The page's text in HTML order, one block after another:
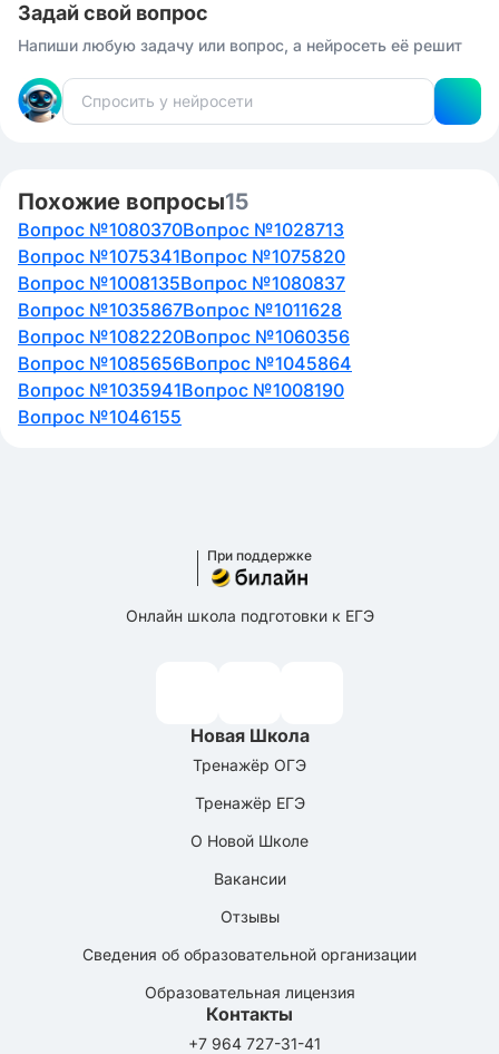
Задай свой вопрос
Напиши любую задачу или вопрос, а нейросеть её решит
Похожие вопросы15
Вопрос №1080370Вопрос №1028713
Вопрос №1075341Вопрос №1075820
Вопрос №1008135Вопрос №1080837
Вопрос №1035867Вопрос №1011628
Вопрос №1082220Вопрос №1060356
Вопрос №1085656Вопрос №1045864
Вопрос №1035941Вопрос №1008190
Вопрос №1046155
При поддержке
Онлайн школа подготовки к ЕГЭ
Новая Школа
Тренажёр ОГЭ
Тренажёр ЕГЭ
О Новой Школе
Вакансии
Отзывы
Сведения об образовательной организации
Образовательная лицензия
Контакты
+7 964 727-31-41